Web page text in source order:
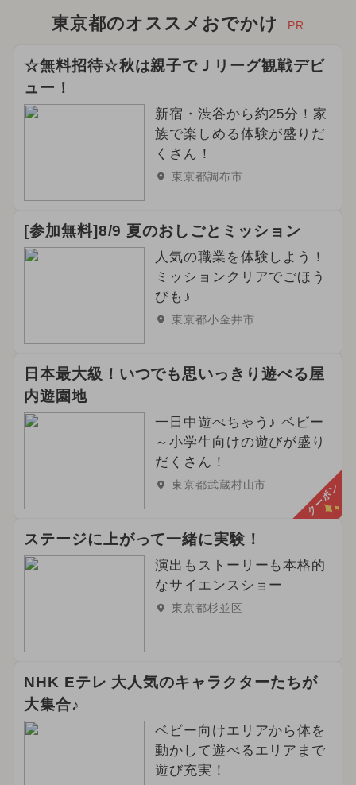
東京都のオススメおでかけ PR
☆無料招待☆秋は親子でＪリーグ観戦デビ
ュー！
新宿・渋谷から約25分！家
族で楽しめる体験が盛りだ
くさん！
東京都調布市
[参加無料]8/9 夏のおしごとミッション
人気の職業を体験しよう！
ミッションクリアでごほう
びも♪
東京都小金井市
日本最大級！いつでも思いっきり遊べる屋
内遊園地
一日中遊べちゃう♪ ベビー
～小学生向けの遊びが盛り
だくさん！
東京都武蔵村山市 クーポン
ステージに上がって一緒に実験！
演出もストーリーも本格的
なサイエンスショー
東京都杉並区
NHK Eテレ 大人気のキャラクターたちが
大集合♪
ベビー向けエリアから体を
動かして遊べるエリアまで
遊び充実！